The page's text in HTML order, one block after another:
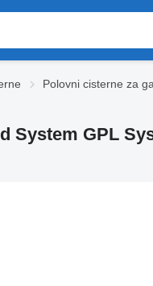
Polovni cisterne za
System GPL